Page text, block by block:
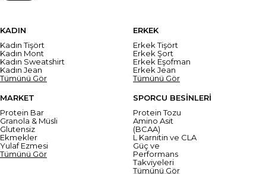
KADIN
Kadın Tişört
Kadın Mont
Kadın Sweatshirt
Kadın Jean
Tümünü Gör
ERKEK
Erkek Tişört
Erkek Şort
Erkek Eşofman
Erkek Jean
Tümünü Gör
MARKET
Protein Bar
Granola & Müsli
Glutensiz
Ekmekler
Yulaf Ezmesi
Tümünü Gör
SPORCU BESİNLERİ
Protein Tozu
Amino Asit
(BCAA)
L Karnitin ve CLA
Güç ve
Performans
Takviyeleri
Tümünü Gör